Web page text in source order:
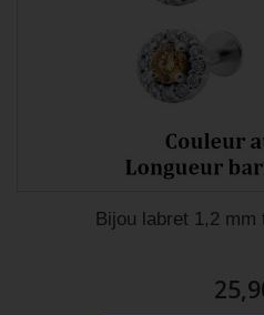
Bijou labret 1,2 mm